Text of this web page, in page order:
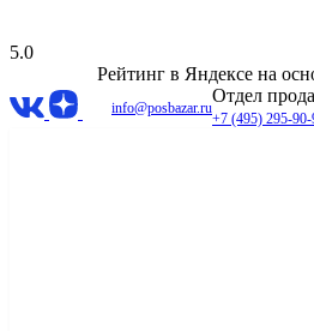
5.0
Рейтинг в Яндексе на
info@posbazar.ru
Отдел
+7 (495) 295-90-